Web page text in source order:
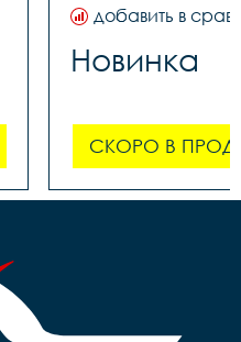
добавить в
Новинка
СКОРО В